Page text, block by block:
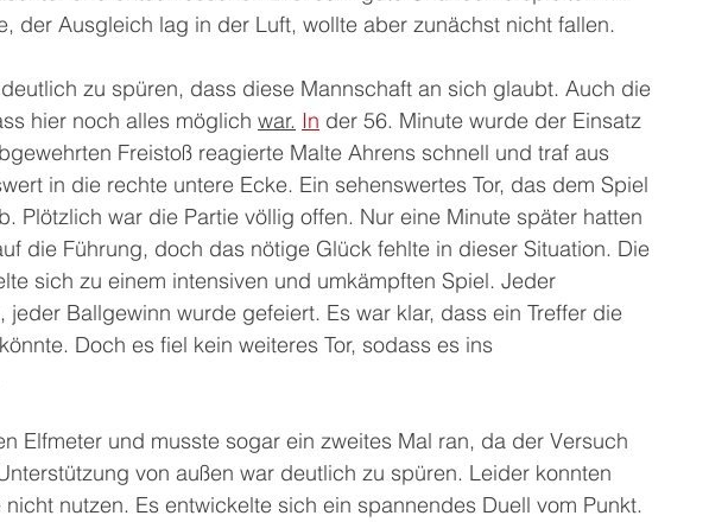
der Ausgleich lag in der Luft, wollte aber zunächst nicht fallen.
zu spüren, dass diese Mannschaft an sich glaubt. Auch die
hier noch alles möglich war. In der 56. Minute wurde der Einsatz
Freistoß reagierte Malte Ahrens schnell und traf aus
in die rechte untere Ecke. Ein sehenswertes Tor, das dem Spiel
Plötzlich war die Partie völlig offen. Nur eine Minute später hatten
die Führung, doch das nötige Glück fehlte in dieser Situation. Die
sich zu einem intensiven und umkämpften Spiel. Jeder
Ballgewinn wurde gefeiert. Es war klar, dass ein Treffer die
Doch es fiel kein weiteres Tor, sodass es ins
Elfmeter und musste sogar ein zweites Mal ran, da der Versuch
von außen war deutlich zu spüren. Leider konnten
nutzen. Es entwickelte sich ein spannendes Duell vom Punkt.